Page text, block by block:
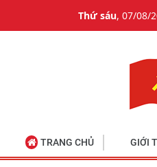
Thứ sáu, 07/08/
TRANG CHỦ GIỚI